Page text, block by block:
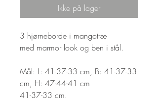
Ikke på lager
3 hjørneborde i mangotræ
med marmor look og ben i stål.
Mål: L: 41-37-33 cm, B: 41-37-33
cm, H: 47-44-41 cm
41-37-33 cm.